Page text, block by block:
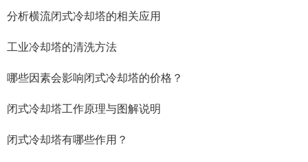
分析横流闭式冷却塔的相关应用
工业冷却塔的清洗方法
哪些因素会影响闭式冷却塔的价格？
闭式冷却塔工作原理与图解说明
闭式冷却塔有哪些作用？